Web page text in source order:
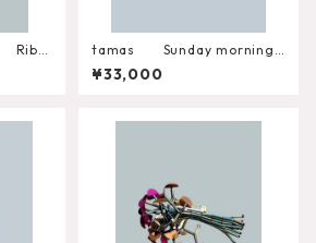
Ribb
tamas Sunday morning/
Silver Brooch
¥33,000